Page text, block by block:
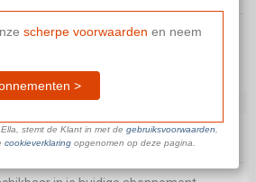
in je huidige abonnement.
te helpen.
scherpe voorwaarden en neem
>
stemt de Klant in met de gebruiksvoorwaarden
cookieverklaringopgenomen op deze pagina.